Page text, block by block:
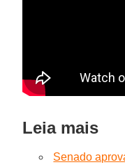
Leia mais
Senado